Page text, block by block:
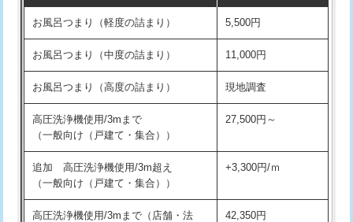
交換・取付(単水栓（壁付・デッキ
式）)
13,200円+材料費
交換・取付(混合水栓（壁付・デッキ
式・ワンホール）)
16,500円+材料費
交換・取付(排水栓・排水トラップ
（P/S/ポップアップ））
22,000円+材料費
交換・取付（その他部品） 11,000円+材料費
持込商品取付（単水栓） 13,200円
お風呂つまり（軽度の詰まり） 5,500円
お風呂つまり（中度の詰まり） 11,000円
お風呂つまり（高度の詰まり） 現地調査
高圧洗浄機使用/3mまで
（一般向け（戸建て・集合））
27,500円～
追加 高圧洗浄機使用/3m超え
（一般向け（戸建て・集合））
+3,300円/ｍ
高圧洗浄機使用/3mまで（店舗・法
42,350円